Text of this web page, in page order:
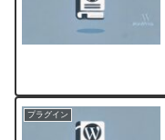
プラグイン